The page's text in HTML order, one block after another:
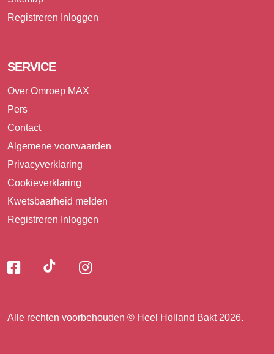
Registreren Inloggen
SERVICE
Over Omroep MAX
Pers
Contact
Algemene voorwaarden
Privacyverklaring
Cookieverklaring
Kwetsbaarheid melden
Registreren Inloggen
Volg
ons
Volg
Volg
Alle rechten voorbehouden © Heel Holland Bakt 2026.